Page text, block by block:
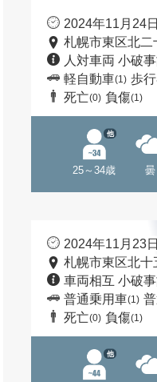
2024年11月24
札幌市東区北
人対車両 小破
軽自動車(1) 歩
死亡(0) 負傷(1)
25～34歳
他
曇
2024年11月23
札幌市東区北
車両相互 小破
普通乗用車(1)
死亡(0) 負傷(1)
他